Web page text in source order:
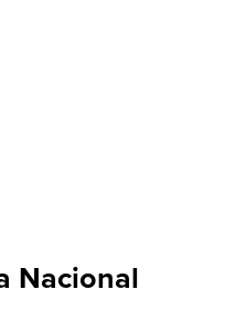
Nacional